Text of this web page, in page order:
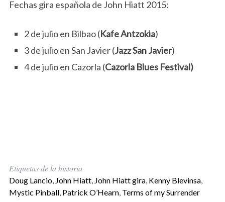
Fechas gira española de John Hiatt 2015:
2 de julio en Bilbao (Kafe Antzokia)
3 de julio en San Javier (Jazz San Javier)
4 de julio en Cazorla (Cazorla Blues Festival)
Etiquetas de la historia
Doug Lancio, John Hiatt, John Hiatt gira, Kenny Blevinsa,
Mystic Pinball, Patrick O’Hearn, Terms of my Surrender